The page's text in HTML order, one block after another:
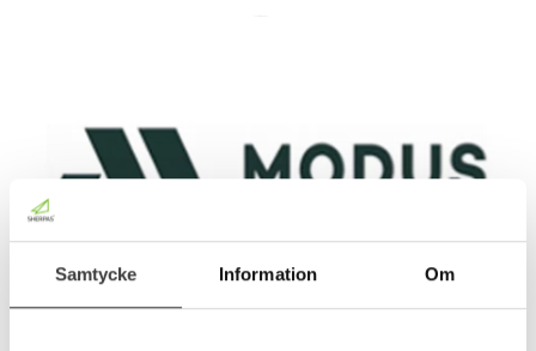
Samtycke Information Om